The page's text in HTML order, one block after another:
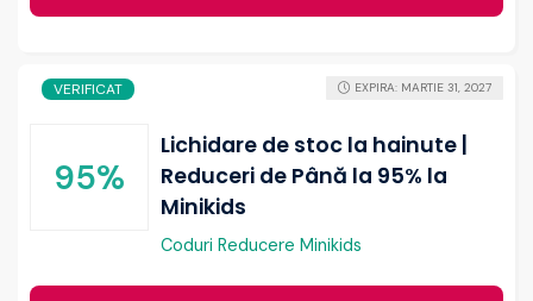
VERIFICAT
95%
Lichidare de stoc la hainute |
Reduceri de Până la 95% la
Minikids
Coduri Reducere Minikids
EXPIRA: MARTIE 31, 2027